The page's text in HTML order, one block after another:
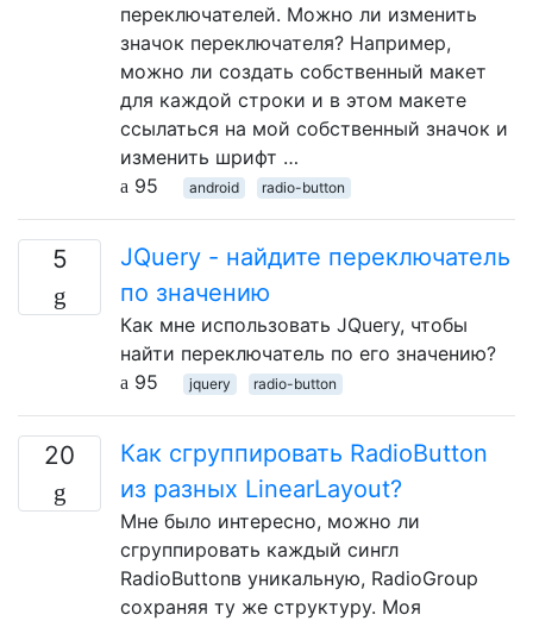
переключателей. Можно ли изменить
значок переключателя? Например,
можно ли создать собственный макет
для каждой строки и в этом макете
ссылаться на мой собственный значок и
изменить шрифт …
95
android radio-button
5
JQuery - найдите переключатель
по значению
Как мне использовать JQuery, чтобы
найти переключатель по его значению?
95
jquery radio-button
20
Как сгруппировать RadioButton
из разных LinearLayout?
Мне было интересно, можно ли
сгруппировать каждый сингл
RadioButtonв уникальную, RadioGroup
сохраняя ту же структуру. Моя